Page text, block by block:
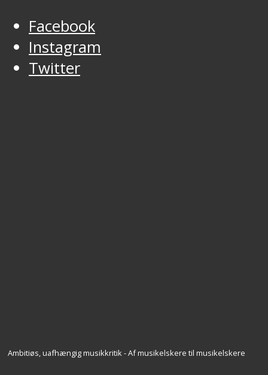
Facebook
Instagram
Twitter
Ambitiøs, uafhængig musikkritik - Af musikelskere til musikelskere